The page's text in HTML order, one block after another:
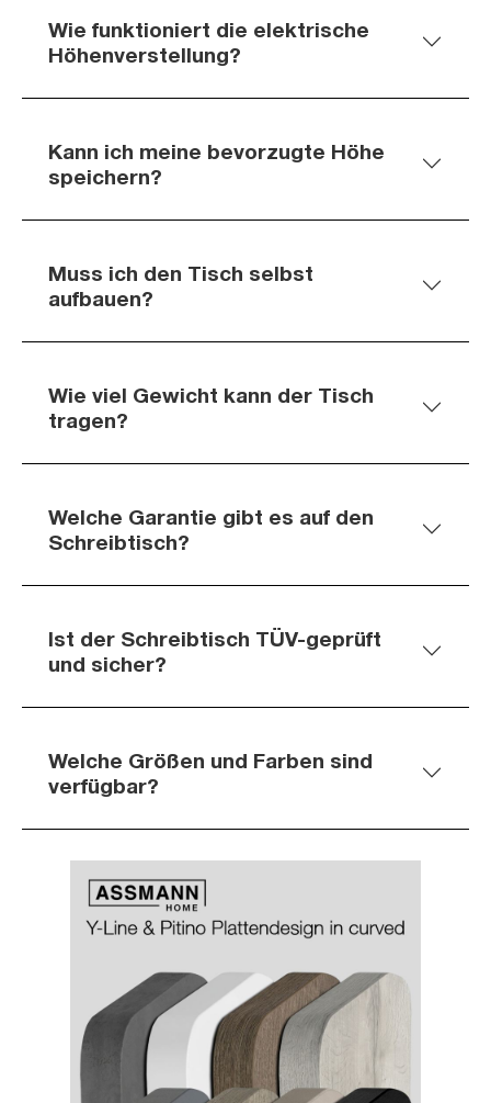
Wie funktioniert die elektrische
Höhenverstellung?
Kann ich meine bevorzugte Höhe
speichern?
Muss ich den Tisch selbst
aufbauen?
Wie viel Gewicht kann der Tisch
tragen?
Welche Garantie gibt es auf den
Schreibtisch?
Ist der Schreibtisch TÜV-geprüft
und sicher?
Welche Größen und Farben sind
verfügbar?